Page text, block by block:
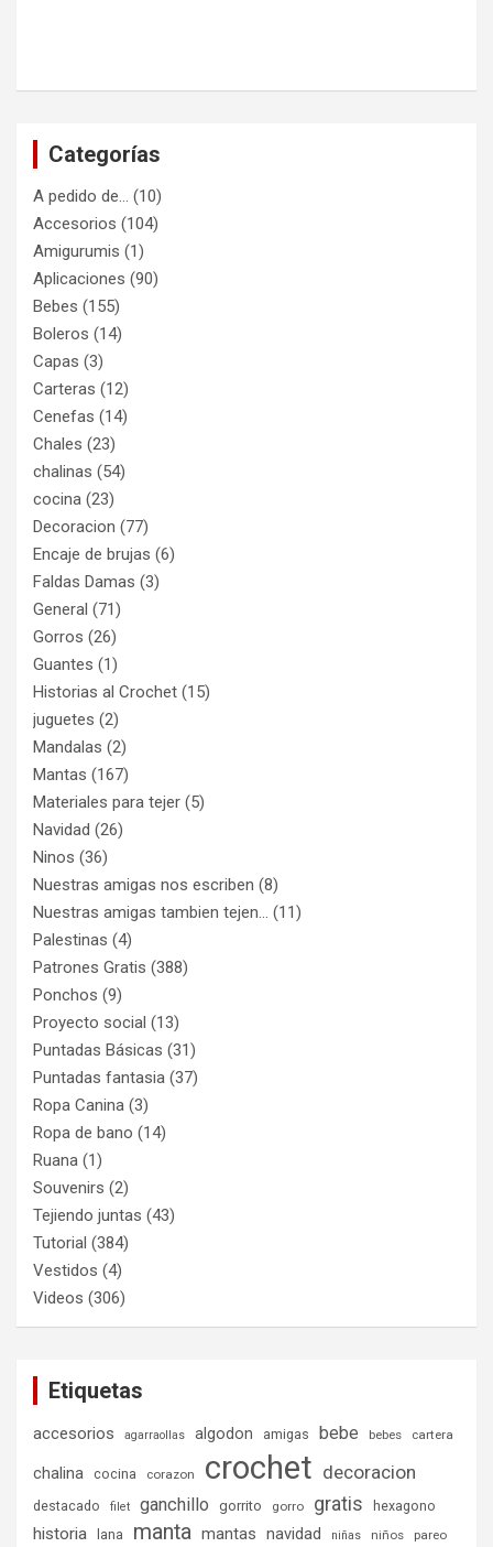
Categorías
A pedido de… (10)
Accesorios (104)
Amigurumis (1)
Aplicaciones (90)
Bebes (155)
Boleros (14)
Capas (3)
Carteras (12)
Cenefas (14)
Chales (23)
chalinas (54)
cocina (23)
Decoracion (77)
Encaje de brujas (6)
Faldas Damas (3)
General (71)
Gorros (26)
Guantes (1)
Historias al Crochet (15)
juguetes (2)
Mandalas (2)
Mantas (167)
Materiales para tejer (5)
Navidad (26)
Ninos (36)
Nuestras amigas nos escriben (8)
Nuestras amigas tambien tejen… (11)
Palestinas (4)
Patrones Gratis (388)
Ponchos (9)
Proyecto social (13)
Puntadas Básicas (31)
Puntadas fantasia (37)
Ropa Canina (3)
Ropa de bano (14)
Ruana (1)
Souvenirs (2)
Tejiendo juntas (43)
Tutorial (384)
Vestidos (4)
Videos (306)
Etiquetas
accesorios agarraollas algodon amigas bebe bebes cartera
chalina cocina corazon crochet decoracion
destacado filet ganchillo gorrito gorro gratis hexagono
historia lana manta mantas navidad niñas niños pareo